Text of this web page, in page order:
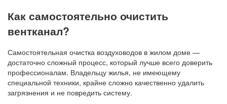
Как самостоятельно очистить
вентканал?
Самостоятельная очистка воздуховодов в жилом доме —
достаточно сложный процесс, который лучше всего доверить
профессионалам. Владельцу жилья, не имеющему
специальной техники, крайне сложно качественно удалить
загрязнения и не повредить систему.